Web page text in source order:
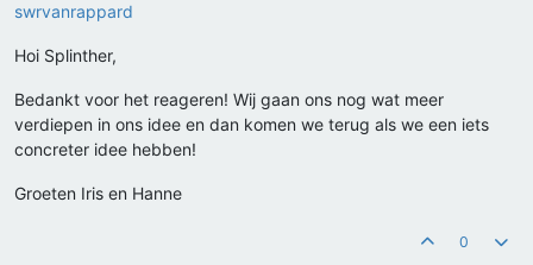
swrvanrappard
Hoi Splinther,
Bedankt voor het reageren! Wij gaan ons nog wat meer
verdiepen in ons idee en dan komen we terug als we een iets
concreter idee hebben!
Groeten Iris en Hanne
0